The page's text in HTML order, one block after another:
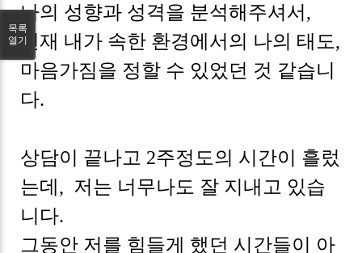
나의 성향과 성격을 분석해주셔서,
현재 내가 속한 환경에서의 나의 태도,
마음가짐을 정할 수 있었던 것 같습니
다.
상담이 끝나고 2주정도의 시간이 흘렀
는데, 저는 너무나도 잘 지내고 있습
니다.
그동안 저를 힘들게 했던 시간들이 아
목록
열기